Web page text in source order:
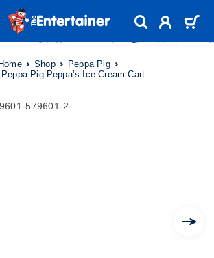
Home Shop
Peppa Pig
Peppa Pig Peppa’s Ice Cream Cart